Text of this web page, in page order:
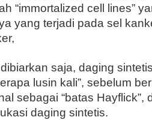
“immortalized cell lines”
yang terjadi pada sel
saja, daging
lusin kali”, sebelum
sebagai “batas
daging sintetis.